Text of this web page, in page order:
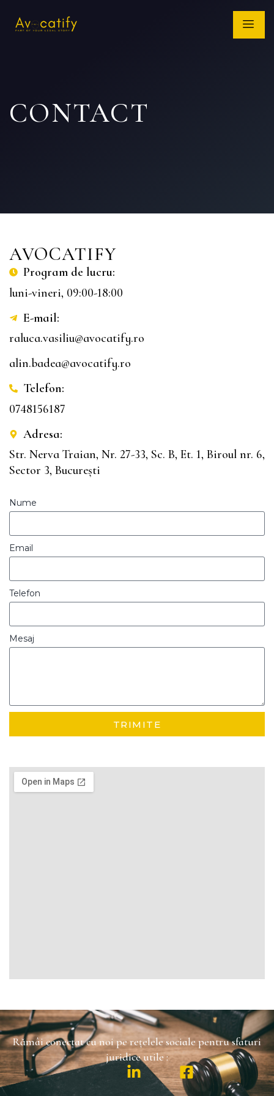
CONTACT
AVOCATIFY
Program de lucru:
luni-vineri, 09:00-18:00
E-mail:
raluca.vasiliu@avocatify.ro
alin.badea@avocatify.ro
Telefon:
0748156187
Adresa:
Str. Nerva Traian, Nr. 27-33, Sc. B, Et. 1, Biroul nr. 6,
Sector 3, București
Nume
Email
Telefon
Mesaj
TRIMITE
Rămâi conectat cu noi pe rețelele sociale pentru sfaturi
juridice utile :